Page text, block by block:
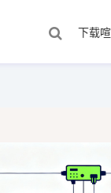
下载